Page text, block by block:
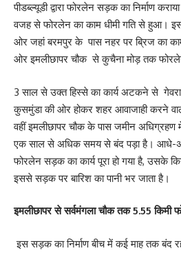
पीडब्ल्यूडी द्वारा फोरलेन सड़क का निर्माण
वजह से फोरलेन का काम धीमी गति से हुआ।
ओर जहां बरमपुर के पास नहर पर ब्रिज का
ओर इमलीछापर चौक से कुचैना मोड़ तक
3 साल से उक्त हिस्से का कार्य अटकने से गेवरा-
कुसमुंडा की ओर होकर शहर आवाजाही करने
वहीं इमलीछापर चौक के पास जमीन अधिग्रहण
एक साल से अधिक समय से बंद पड़ा है। आधे-
फोरलेन सड़क का कार्य पूरा हो गया है, उसके
इससे सड़क पर बारिश का पानी भर जाता है।
इमलीछापर से सर्वमंगला चौक तक 5.55 किमी
इस सड़क का निर्माण बीच में कई माह तक बंद